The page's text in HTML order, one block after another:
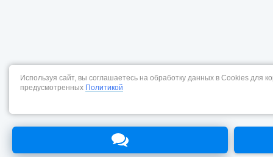
Используя сайт, вы соглашаетесь на обработку данных в Cookies для
предусмотренных Политикой